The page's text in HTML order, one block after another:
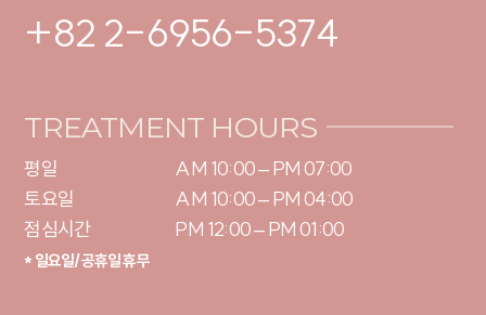
+82 2-6956-5374
TREATMENT HOURS
평일
토요일
점심시간
AM 10:00 – PM 07:00
AM 10:00 – PM 04:00
PM 12:00 – PM 01:00
* 일요일/공휴일 휴무